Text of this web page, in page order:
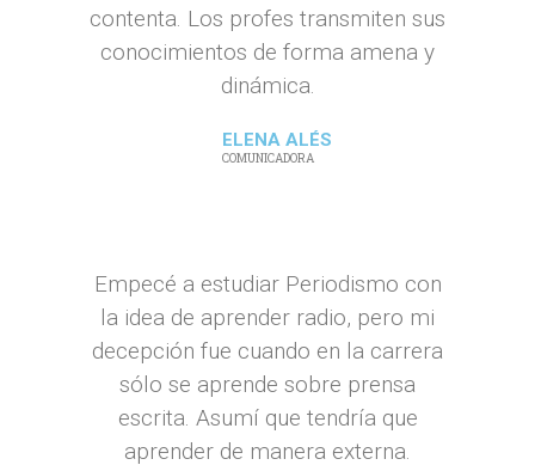
contenta. Los profes transmiten sus
conocimientos de forma amena y
dinámica.
ELENA ALÉS
COMUNICADORA
Empecé a estudiar Periodismo con
la idea de aprender radio, pero mi
decepción fue cuando en la carrera
sólo se aprende sobre prensa
escrita. Asumí que tendría que
aprender de manera externa.